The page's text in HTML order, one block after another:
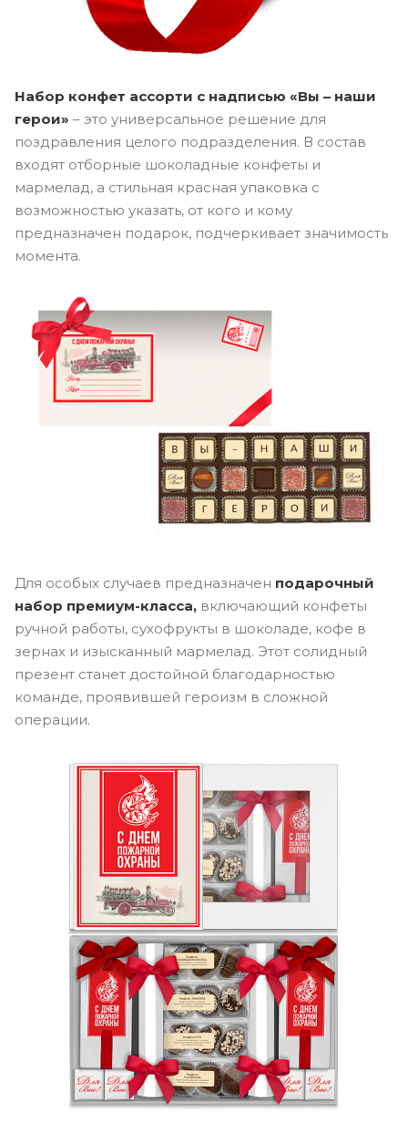
Набор конфет ассорти с надписью «Вы – наши
герои» – это универсальное решение для
поздравления целого подразделения. В состав
входят отборные шоколадные конфеты и
мармелад, а стильная красная упаковка с
возможностью указать, от кого и кому
предназначен подарок, подчеркивает значимость
момента.
Для особых случаев предназначен подарочный
набор премиум-класса, включающий конфеты
ручной работы, сухофрукты в шоколаде, кофе в
зернах и изысканный мармелад. Этот солидный
презент станет достойной благодарностью
команде, проявившей героизм в сложной
операции.